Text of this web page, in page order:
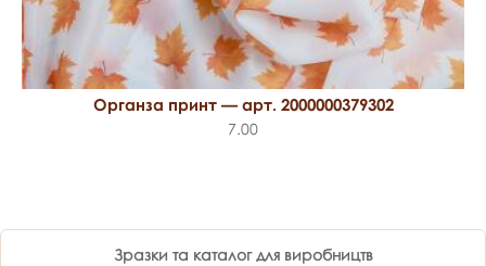
Органза принт — арт. 2000000379302
7.00
Зразки та каталог для виробництв